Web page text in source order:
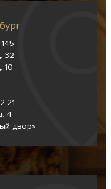
32
10
21
4
двор»